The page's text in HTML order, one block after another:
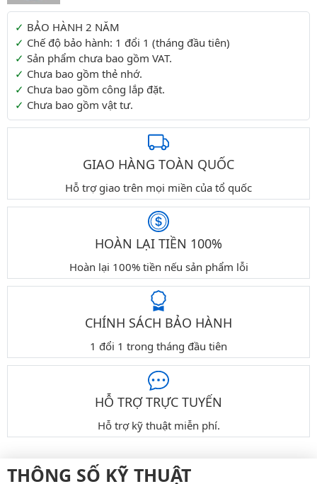
Thông tin thêm
BẢO HÀNH 2 NĂM
Chế độ bảo hành: 1 đổi 1 (tháng đầu tiên)
Sản phẩm chưa bao gồm VAT.
Chưa bao gồm thẻ nhớ.
Chưa bao gồm công lắp đặt.
Chưa bao gồm vật tư.
GIAO HÀNG TOÀN QUỐC
Hỗ trợ giao trên mọi miền của tổ quốc
HOÀN LẠI TIỀN 100%
Hoàn lại 100% tiền nếu sản phẩm lỗi
CHÍNH SÁCH BẢO HÀNH
1 đổi 1 trong tháng đầu tiên
HỖ TRỢ TRỰC TUYẾN
Hỗ trợ kỹ thuật miễn phí.
THÔNG SỐ KỸ THUẬT